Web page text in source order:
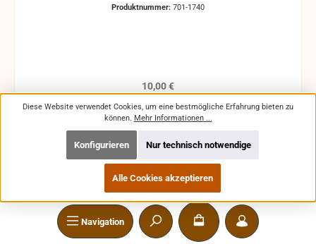
Navigation
Produktnummer: 701-1740
Regulärer Preis:
10,00 €
In den Warenkorb
Diese Website verwendet Cookies, um eine bestmögliche Erfahrung bieten zu
können. Mehr Informationen ...
Nur technisch notwendige
Konfigurieren
Alle Cookies akzeptieren